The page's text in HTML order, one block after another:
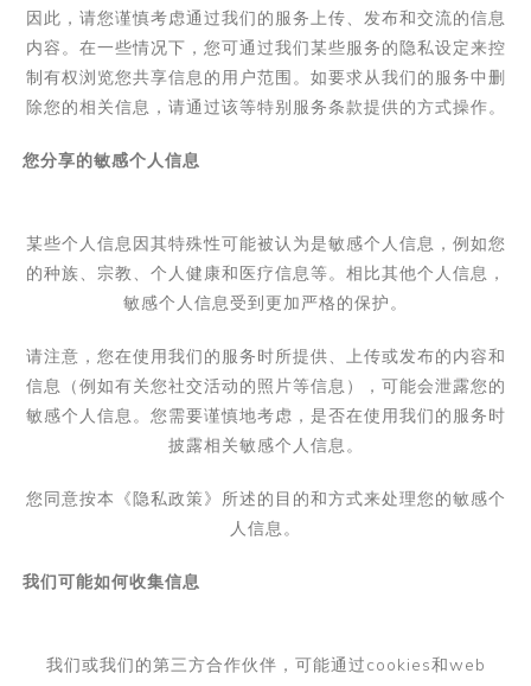
因此，请您谨慎考虑通过我们的服务上传、发布和交流的信息
内容。 在一些情况下，您可通过我们某些服务的隐私设定来控
制有权浏览您共享信息的用户范围。如要求从我们的服务中删
除您的相关信息，请通过该等特别服务条款提供的方式操作。
您分享的敏感个人信息
某些个人信息因其特殊性可能被认为是敏感个人信息，例如您
的种族、宗教、个人健康和医疗信息等。相比其他个人信息，
敏感个人信息受到更加严格的保护。
请注意，您在使用我们的服务时所提供、上传或发布的内容和
信息（例如有关您社交活动的照片等信息），可能会泄露您的
敏感个人信息。您需要谨慎地考虑，是否在使用我们的服务时
披露相关敏感个人信息。
您同意按本《隐私政策》所述的目的和方式来处理您的敏感个
人信息。
我们可能如何收集信息
我们或我们的第三方合作伙伴，可能通过cookies和web